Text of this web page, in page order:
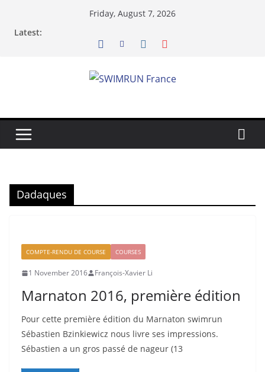
Friday, August 7, 2026
Latest:
Dadaques
COMPTE-RENDU DE COURSE COURSES
1 November 2016 François-Xavier Li
Marnaton 2016, première édition
Pour cette première édition du Marnaton swimrun
Sébastien Bzinkiewicz nous livre ses impressions.
Sébastien a un gros passé de nageur (13